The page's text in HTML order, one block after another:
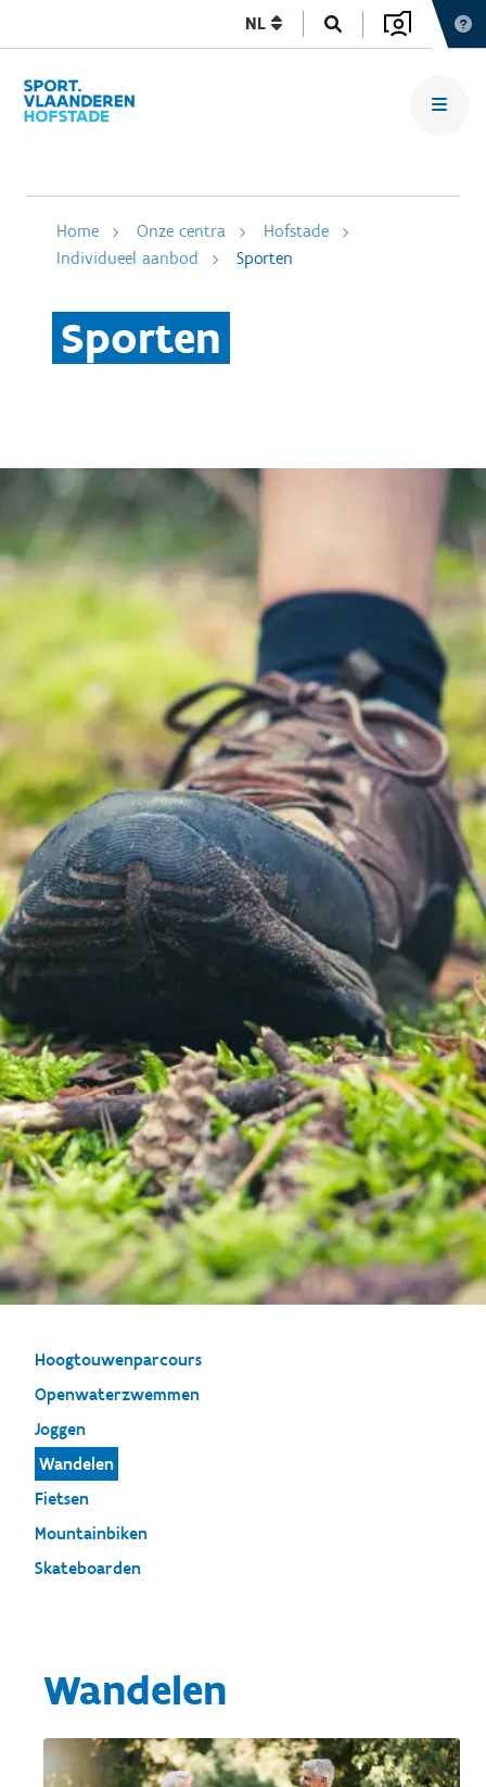
NL
Home Onze centra
Hofstade
Individueel aanbod
Sporten
Sporten
Hoogtouwenparcours
Openwaterzwemmen
Joggen
Wandelen
Fietsen
Mountainbiken
Skateboarden
Wandelen